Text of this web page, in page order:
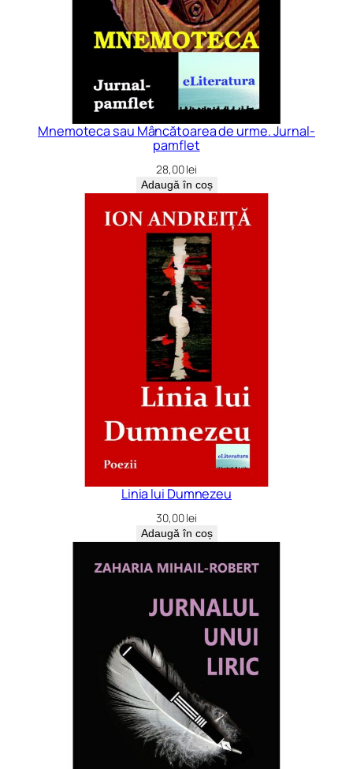
Mnemoteca sau Mâncătoarea de urme. Jurnal-
pamflet
28,00lei
Adaugă în coș
Linia lui Dumnezeu
30,00lei
Adaugă în coș